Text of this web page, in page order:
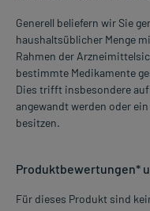
Generell beliefern wir Sie
haushaltsüblicher Menge
Rahmen der
bestimmte Medikamente
Dies trifft insbesondere
angewandt werden oder
besitzen.
Produktbewertungen*
Für dieses Produkt sind